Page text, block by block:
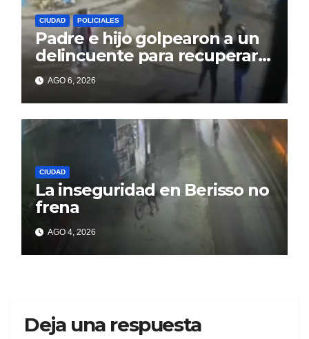
CIUDAD POLICIALES
Padre e hijo golpearon a un
delincuente para recuperar
un celular robado en Berisso
AGO 6, 2026
CIUDAD
La inseguridad en Berisso no
frena
AGO 4, 2026
Deja una respuesta